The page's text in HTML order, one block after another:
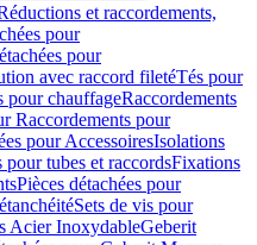
et raccordements,
pour
pour
avec raccord filetéTés pour
pour chauffageRaccordements
Raccordements pour
pour AccessoiresIsolations
pour tubes et raccordsFixations
Pièces détachées pour
Sets de vis pour
Acier InoxydableGeberit